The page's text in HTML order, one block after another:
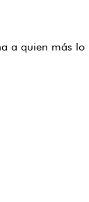
a quien más lo